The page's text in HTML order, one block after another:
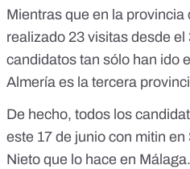
Mientras que en la provincia
realizado 23 visitas desde
candidatos tan sólo han ido
Almería es la tercera
De hecho, todos los
este 17 de junio con mitin
Nieto que lo hace en